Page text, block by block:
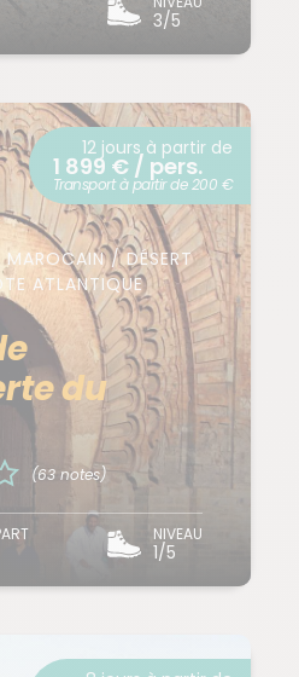
3/5
/ DÉSERT
ATLANTIQUE
du
(63 notes)
NIVEAU
1/5
12 jours à partir de
1 899 € / pers.
Transport à partir de 200 €